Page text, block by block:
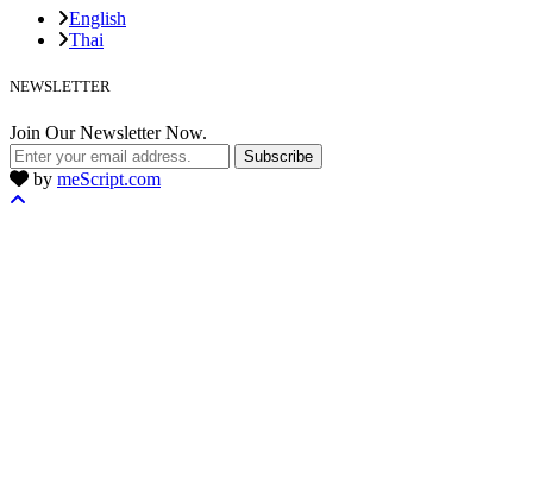
English
Thai
NEWSLETTER
Join Our Newsletter Now.
Subscribe
by meScript.com